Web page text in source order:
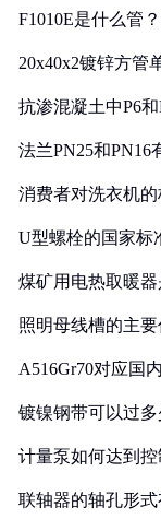
F1010E是什么管
20x40x2镀锌方管
抗渗混凝土中P6
法兰PN25和PN16
消费者对洗衣机
U型螺栓的国家标
煤矿用电热取暖
照明母线槽的主
A516Gr70对应国
镀镍钢带可以过
计量泵如何达到
联轴器的轴孔形